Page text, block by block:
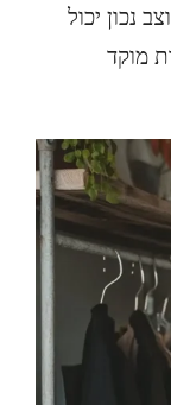
נכון יכול
מוקד